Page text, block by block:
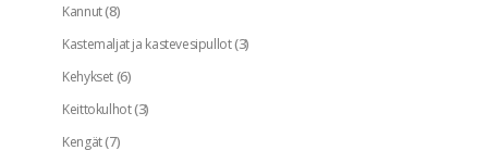
Kannut(8)
Kastemaljat ja kastevesipullot(3)
Kehykset(6)
Keittokulhot(3)
Kengät(7)